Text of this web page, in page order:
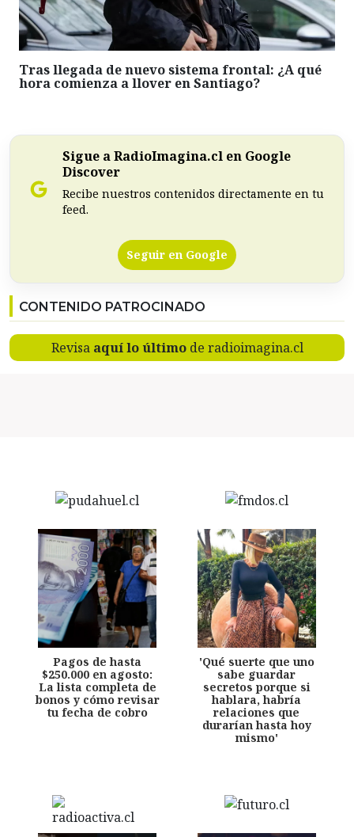
Tras llegada de nuevo sistema frontal: ¿A qué
hora comienza a llover en Santiago?
Sigue a RadioImagina.cl en Google
Discover
Recibe nuestros contenidos directamente en tu
feed.
Seguir en Google
CONTENIDO PATROCINADO
Revisa aquí lo últimode radioimagina.cl
Pagos de hasta
$250.000 en agosto:
La lista completa de
bonos y cómo revisar
tu fecha de cobro
'Qué suerte que uno
sabe guardar
secretos porque si
hablara, habría
relaciones que
durarían hasta hoy
mismo'